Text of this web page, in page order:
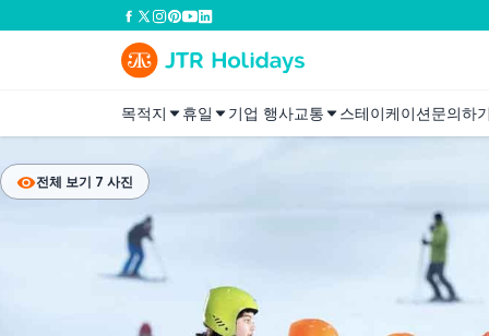
목적지 휴일 기업 행사교통 스테이케이션문의하
전체 보기 7 사진